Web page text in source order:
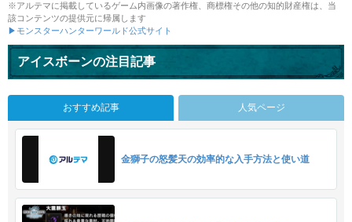
※アルテマに掲載しているゲーム内画像の著作権、商標権その他の知的財産権は、当
該コンテンツの提供元に帰属します
▶モンスターハンターワールド公式サイト
アイスボーンの注目記事
おすすめ記事 人気ページ
金獅子の怒髪天の効率的な入手方法と使い道